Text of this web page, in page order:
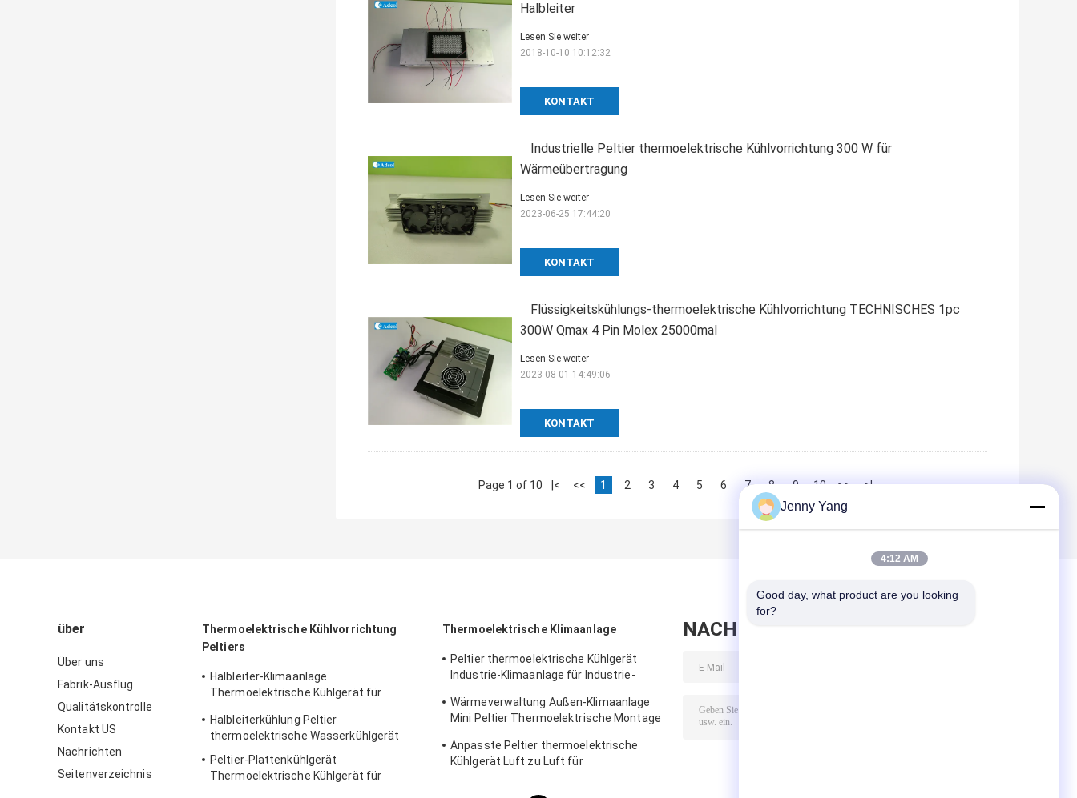
Halbleiter
KONTAKT
Lesen Sie weiter
2018-10-10 10:12:32
Industrielle Peltier thermoelektrische Kühlvorrichtung 300 W für
Wärmeübertragung
KONTAKT
Lesen Sie weiter
2023-06-25 17:44:20
Flüssigkeitskühlungs-thermoelektrische Kühlvorrichtung TECHNISCHES 1pc
300W Qmax 4 Pin Molex 25000mal
KONTAKT
Lesen Sie weiter
2023-08-01 14:49:06
Page 1 of 10 |< << 1 2 3 4 5 6 7 8 9 10 >> >|
über
Über uns
Fabrik-Ausflug
Qualitätskontrolle
Kontakt US
Nachrichten
Seitenverzeichnis
Thermoelektrische Kühlvorrichtung
Peltiers
Halbleiter-Klimaanlage
Thermoelektrische Kühlgerät für
Halbleiterkühlung Peltier
thermoelektrische Wasserkühlgerät
Peltier-Plattenkühlgerät
Thermoelektrische Kühlgerät für
Thermoelektrische Klimaanlage
Peltier thermoelektrische Kühlgerät
Industrie-Klimaanlage für Industrie-
Wärmeverwaltung Außen-Klimaanlage
Mini Peltier Thermoelektrische Montage
Anpasste Peltier thermoelektrische
Kühlgerät Luft zu Luft für
NACHRICHT HINTERLASSEN
Jenny Yang
4:12 AM
Good day, what product are you looking
for?